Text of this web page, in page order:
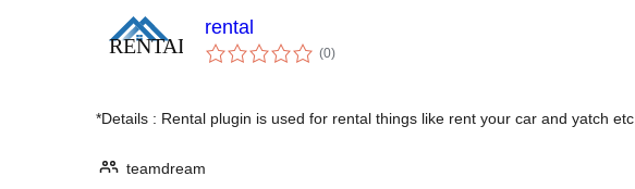
rental
(0total
ratings
)
*Details : Rental plugin is used for rental things like rent your car and yatch etc..
teamdream